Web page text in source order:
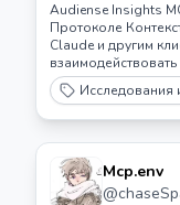
Audiense Insights
Протоколе
Claude и другим
Insights.
Исследования
Mcp.env
@